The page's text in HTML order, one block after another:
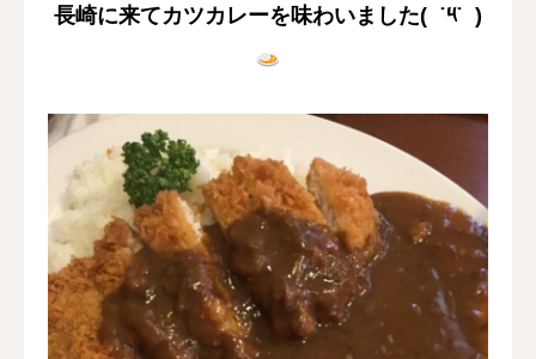
長崎に来てカツカレーを味わいました( ˙༥˙ )